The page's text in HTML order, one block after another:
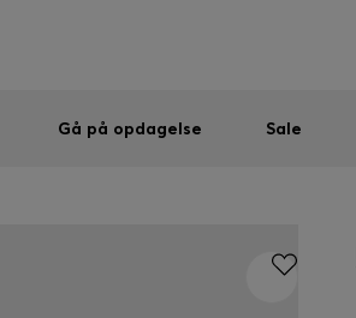
Gå på opdagelse Sale